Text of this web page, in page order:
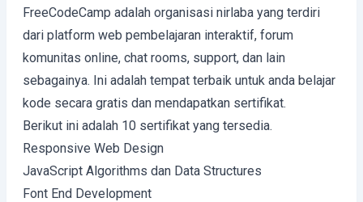
FreeCodeCamp adalah organisasi nirlaba yang terdiri
dari platform web pembelajaran interaktif, forum
komunitas online, chat rooms, support, dan lain
sebagainya. Ini adalah tempat terbaik untuk anda belajar
kode secara gratis dan mendapatkan sertifikat.
Berikut ini adalah 10 sertifikat yang tersedia.
Responsive Web Design
JavaScript Algorithms dan Data Structures
Font End Development